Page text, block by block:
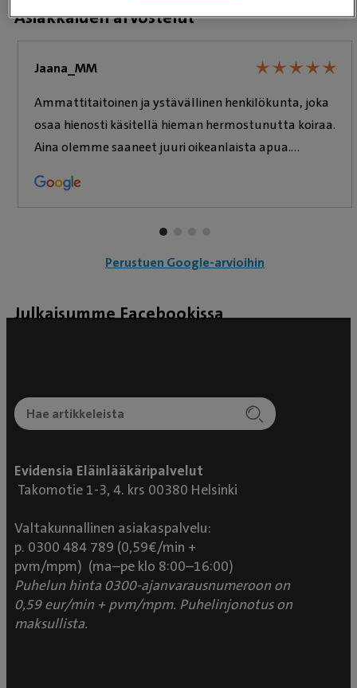
Asiakkaiden arvostelut
Jaana_MM ★★★★★
★★★★★
Ammattitaitoinen ja ystävällinen henkilökunta, joka
osaa hienosti käsitellä hieman hermostunutta koiraa.
Aina olemme saaneet juuri oikeanlaista apua.
ihana, taitava ja huumorintajuinen eläinlääkäri.
Perustuen Google-arvioihin
Julkaisumme Facebookissa
Evidensia Eläinlääkäripalvelut
Takomotie 1-3, 4. krs 00380 Helsinki
Valtakunnallinen asiakaspalvelu:
p. 0300 484 789 (0,59€/min +
pvm/mpm) (ma–pe klo 8:00–16:00)
Puhelun hinta 0300-ajanvarausnumeroon on
0,59 eur/min + pvm/mpm. Puhelinjonotus on
maksullista.